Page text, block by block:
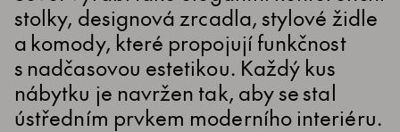
stolky, designová zrcadla, stylové židle
a komody, které propojují funkčnost
s nadčasovou estetikou. Každý kus
nábytku je navržen tak, aby se stal
ústředním prvkem moderního interiéru.